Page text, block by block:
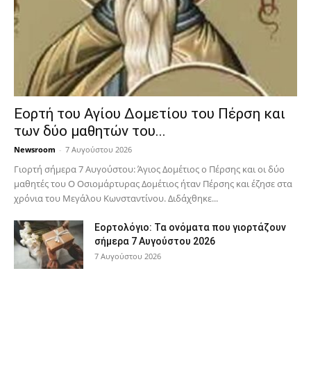
Εορτή του Αγίου Δομετίου του Πέρση και
των δύο μαθητών του...
Newsroom - 7 Αυγούστου 2026
Γιορτή σήμερα 7 Αυγούστου: Άγιος Δομέτιος ο Πέρσης και οι δύο
μαθητές του Ο Oσιομάρτυρας Δομέτιος ήταν Πέρσης και έζησε στα
χρόνια του Μεγάλου Κωνσταντίνου. Διδάχθηκε...
Εορτολόγιο: Τα ονόματα που γιορτάζουν
σήμερα 7 Αυγούστου 2026
7 Αυγούστου 2026